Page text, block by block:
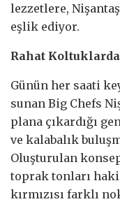
lezzetlere,
eşlik ediyor.
Rahat
Günün her saati
sunan Big Chefs
plana çıkardığı
ve kalabalık
Oluşturulan
toprak tonları
kırmızısı farklı